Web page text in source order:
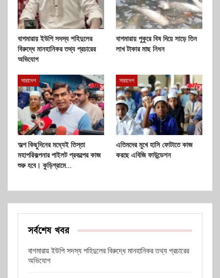
বাগমারায় ইউপি সদস্য শহিদুলের
বিরুদ্ধে মানহানিকর তথ্য প্রচারের
অভিযোগ
বাগমারায় পুকুরে বিষ দিয়ে সাড়ে তিন
লাখ টাকার মাছ নিধন
সারাদেশ
অল্প কিছুদিনের মধ্যেই তিস্তা
মহাপরিকল্পনার পাইলট প্রকল্পের কাজ
শুরু হবে। কুড়িগ্রামে…
সারাদেশ
এতিমদের মুখে হাসি ফোটাতে কাজ
করছে এবিজি ফাউন্ডেশন
সর্বশেষ খবর
বাগমারায় ইউপি সদস্য শহিদুলের বিরুদ্ধে মানহানিকর তথ্য প্রচারের
অভিযোগ